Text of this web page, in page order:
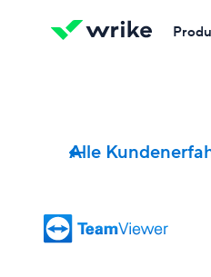
Alle